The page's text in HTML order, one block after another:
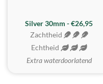
Silver 30mm - €26,95
Zachtheid
Echtheid
Extra waterdoorlatend